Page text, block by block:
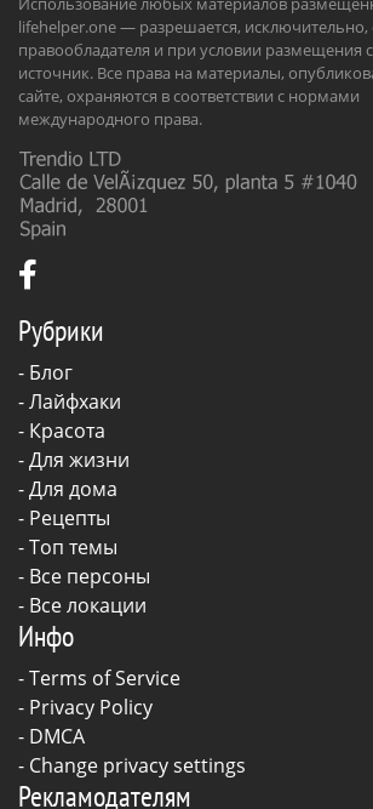
lifehelper.one — разрешается, исключительно,
правообладателя и при условии размещения
источник. Все права на материалы,
сайте, охраняются в соответствии с нормами
международного права.
Рубрики
- Блог
-Лайфхаки
- Красота
-Для жизни
-Для дома
- Рецепты
- Топ темы
- Все персоны
- Все локации
Инфо
-Terms of Service
- Privacy Policy
- DMCA
- Change privacy settings
Рекламодателям